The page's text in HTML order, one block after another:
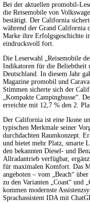
Bei der aktuellen promobil-
die Reisemobile von
bestätigt. Der California
während der Grand California
Marke ihre Erfolgsgeschichte
eindrucksvoll fort.
Die Leserwahl „Reisemobile
Indikatoren für die Beliebtheit
Deutschland. In diesem Jahr
Magazine promobil und
Stimmen sicherte sich der
„Kompakte Campingbusse“.
erreichte mit 12,7 % den 2.
Der California ist eine Ikone
typischen Merkmale seiner
durchdachten Raumkonzept.
und bietet mehr Platz, smarte
den bekannten Diesel- und
Allradantrieb verfügbar,
für maximalen Komfort. Das
angeboten – vom „Beach“
zu den Varianten „Coast“ und
kommen modernste
Sprachassistent IDA mit